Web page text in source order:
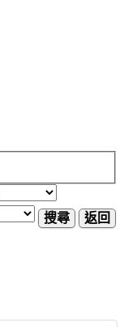
搜尋 返回